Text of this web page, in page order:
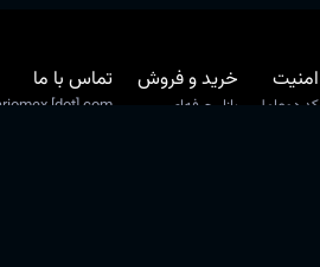
امنیت
کد دوعاملی
خرید و فروش
بازار حرفه‌ای
تماس با ما
[dot] com